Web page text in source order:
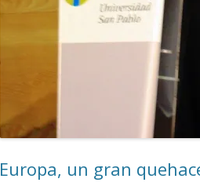
Europa, un gran